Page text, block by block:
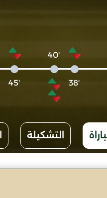
'38
'40
'45
التشكيلة